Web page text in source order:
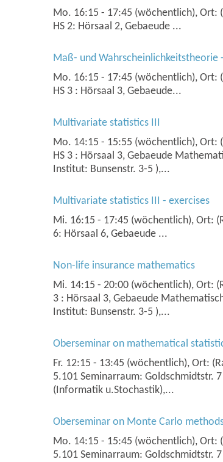
Mo. 16:15 - 17:45 (wöchentlich), Ort:
HS 2: Hörsaal 2, Gebaeude ...
Maß- und Wahrscheinlichkeitstheorie
Mo. 16:15 - 17:45 (wöchentlich), Ort:
HS 3 : Hörsaal 3, Gebaeude...
Multivariate statistics III
Mo. 14:15 - 15:55 (wöchentlich), Ort:
HS 3 : Hörsaal 3, Gebaeude
Institut: Bunsenstr. 3-5 ),...
Multivariate statistics III - exercises
Mi. 16:15 - 17:45 (wöchentlich), Ort:
6: Hörsaal 6, Gebaeude ...
Non-life insurance mathematics
Mi. 14:15 - 20:00 (wöchentlich), Ort:
3 : Hörsaal 3, Gebaeude
Institut: Bunsenstr. 3-5 ),...
Oberseminar on mathematical
Fr. 12:15 - 13:45 (wöchentlich), Ort:
5.101 Seminarraum: Goldschmidtstr. 7
(Informatik u.Stochastik),...
Oberseminar on Monte Carlo
Mo. 14:15 - 15:45 (wöchentlich), Ort:
5.101 Seminarraum: Goldschmidtstr. 7